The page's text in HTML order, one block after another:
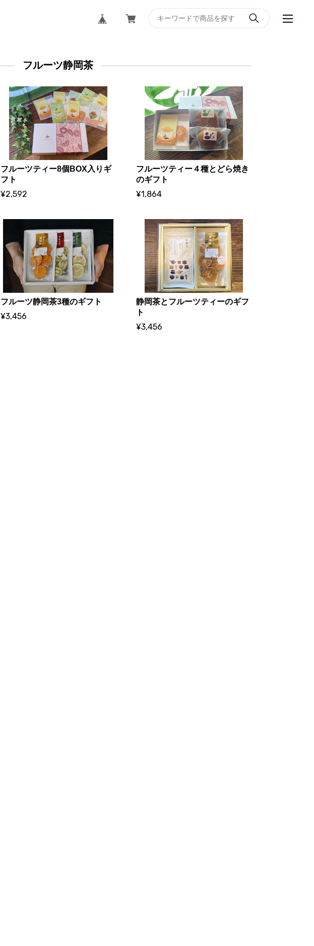
フルーツ静岡茶
フルーツティー8個BOX入りギ
フト
¥2,592
フルーツティー４種とどら焼き
のギフト
¥1,864
フルーツ静岡茶3種のギフト
¥3,456
静岡茶とフルーツティーのギフ
ト
¥3,456